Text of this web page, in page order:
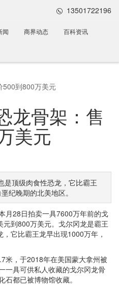
13501722196
闻 商界动态 百科资讯
500到800万美元
龙骨架：售
美元
是顶级肉食性恐龙，它比霸王
纪晚期的北美地区。
月28日拍卖一具7600万年前的戈
到800万美元。戈尔冈龙是霸王
它比霸王龙早出现1000万年，
米，于2018年在美国蒙大拿州被
一具可供私人收藏的戈尔冈龙骨
都已被博物馆收藏。